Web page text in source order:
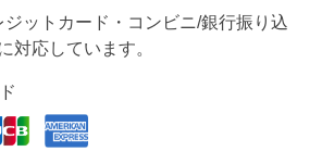
ットカード・コンビニ/銀行振り込
対応しています。